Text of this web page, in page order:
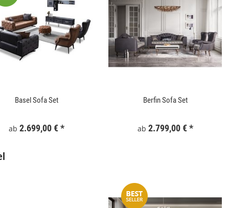
Basel Sofa Set
ab 2.699,00 € *
Berfin Sofa Set
ab 2.799,00 € *